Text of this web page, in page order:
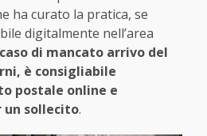
ha curato la pratica, se
digitalmente nell’area
di mancato arrivo del
è consigliabile
postale online e
un sollecito.